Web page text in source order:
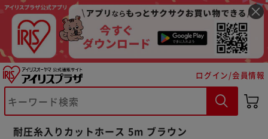
ログイン/会員情報
耐圧糸入りカットホース 5m ブラウン
※ご確認ください